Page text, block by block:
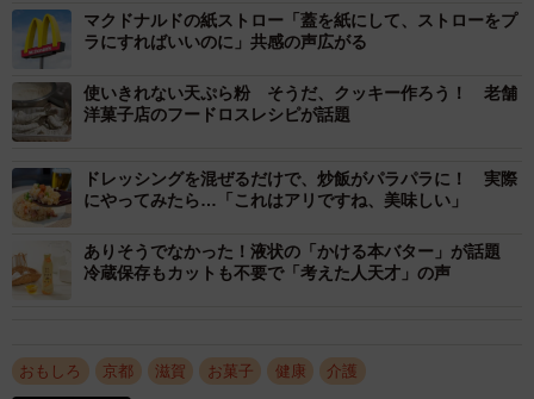
中には、スプーンでつぶせるほど軟らかいようかん（１
９０円）をトーストに塗って楽しむ人も。「子も食べやす
い」「新ジャンルの和菓子としても楽しめる」という反応
もあり、介護食にとどまらない可能性もうかがわせる。
京都光華女子大（京都市右京区）は、和菓子の硬さや、
くっつきやすさ、ばらけにくさが介護食に適しているかを
機械で計測するなど、同会の開発を支援してきた。
研究中。土産選びなどの参考になるように、京都名物の和
マクドナルドの紙ストロー「蓋を紙にして、ストローをプ
ラにすればいいのに」共感の声広がる
使いきれない天ぷら粉 そうだ、クッキー作ろう！ 老舗
洋菓子店のフードロスレシピが話題
ドレッシングを混ぜるだけで、炒飯がパラパラに！ 実際
にやってみたら…「これはアリですね、美味しい」
ありそうでなかった！液状の「かける本バター」が話題
冷蔵保存もカットも不要で「考えた人天才」の声
おもしろ 京都 滋賀 お菓子 健康 介護